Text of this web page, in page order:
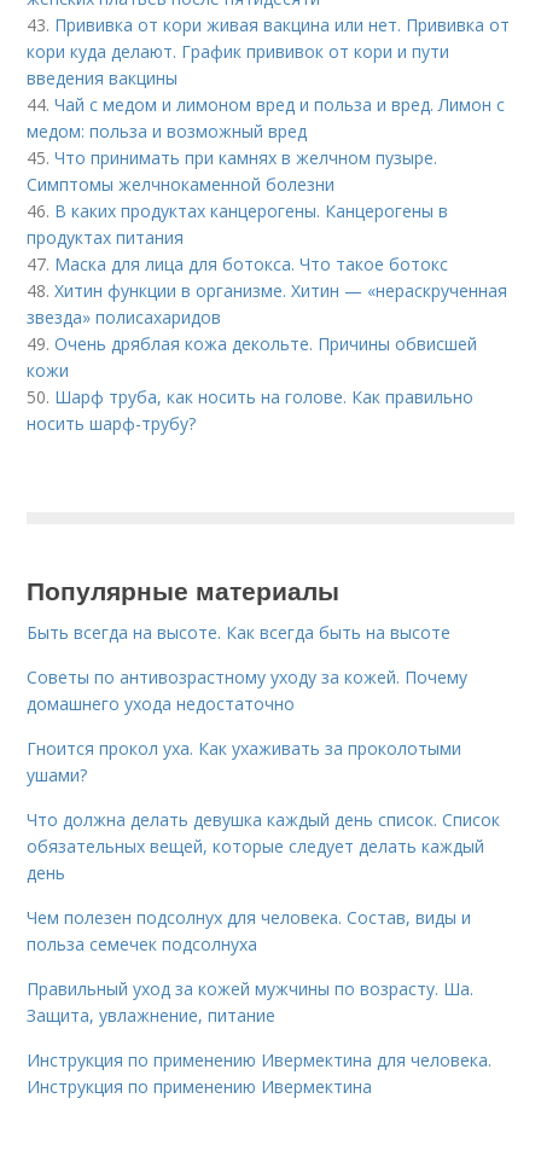
43. Прививка от кори живая вакцина или нет. Прививка от
кори куда делают. График прививок от кори и пути
введения вакцины
44.Чай с медом и лимоном вред и польза и вред. Лимон с
медом: польза и возможный вред
45.Что принимать при камнях в желчном пузыре.
Симптомы желчнокаменной болезни
46. В каких продуктах канцерогены. Канцерогены в
продуктах питания
47. Маска для лица для ботокса. Что такое ботокс
48.Хитин функции в организме. Хитин — «нераскрученная
звезда» полисахаридов
49.Очень дряблая кожа декольте. Причины обвисшей
кожи
50. Шарф труба, как носить на голове. Как правильно
носить шарф-трубу?
Популярные материалы
Быть всегда на высоте. Как всегда быть на высоте
Советы по антивозрастному уходу за кожей. Почему
домашнего ухода недостаточно
Гноится прокол уха. Как ухаживать за проколотыми
ушами?
Что должна делать девушка каждый день список. Список
обязательных вещей, которые следует делать каждый
день
Чем полезен подсолнух для человека. Состав, виды и
польза семечек подсолнуха
Правильный уход за кожей мужчины по возрасту. Ша.
Защита, увлажнение, питание
Инструкция по применению Ивермектина для человека.
Инструкция по применению Ивермектина